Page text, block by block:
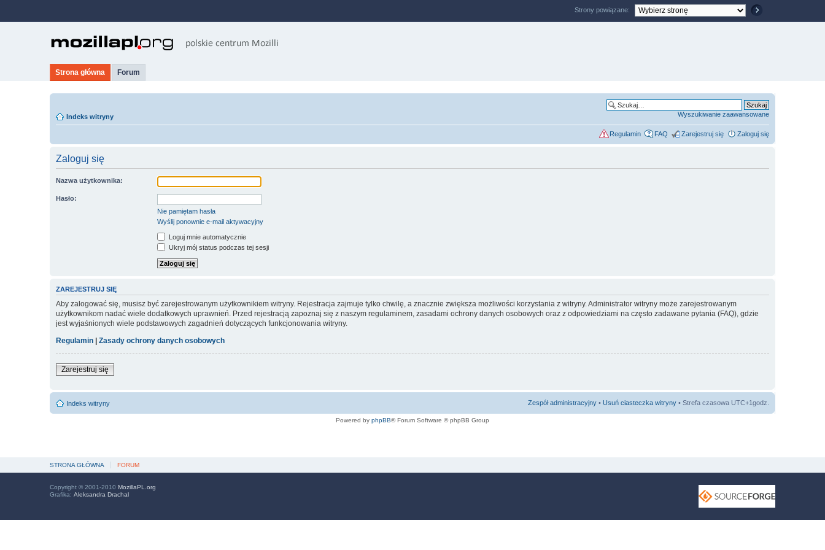
Strona główna Forum
Wyszukiwanie zaawansowane
Indeks witryny
Regulamin FAQ Zarejestruj się Zaloguj się
Zaloguj się
Nazwa użytkownika:
Hasło:
Nie pamiętam hasła
Wyślij ponownie e-mail aktywacyjny
Loguj mnie automatycznie
Ukryj mój status podczas tej sesji
ZAREJESTRUJ SIĘ
Aby zalogować się, musisz być zarejestrowanym użytkownikiem witryny. Rejestracja zajmuje tylko chwilę, a znacznie zwiększa możliwości korzystania z witryny. Administrator witryny może zarejestrowanym
użytkownikom nadać wiele dodatkowych uprawnień. Przed rejestracją zapoznaj się z naszym regulaminem, zasadami ochrony danych osobowych oraz z odpowiedziami na często zadawane pytania (FAQ), gdzie
jest wyjaśnionych wiele podstawowych zagadnień dotyczących funkcjonowania witryny.
Regulamin| Zasady ochrony danych osobowych
Zarejestruj się
Indeks witryny Zespół administracyjny •Usuń ciasteczka witryny • Strefa czasowa UTC+1godz.
Powered by phpBB® Forum Software © phpBB Group
Strony powiązane:
STRONA GŁÓWNA FORUM
Copyright © 2001-2010 MozillaPL.org
Grafika: Aleksandra Drachal